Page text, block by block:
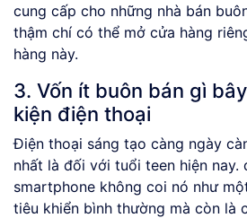
cung cấp cho những nhà bán
thậm chí có thể mở cửa hàng
hàng này.
3. Vốn ít buôn bán gì
kiện điện thoại
Điện thoại sáng tạo càng ngày
nhất là đối với tuổi teen hiện nay.
smartphone không coi nó như
tiêu khiển bình thường mà còn là